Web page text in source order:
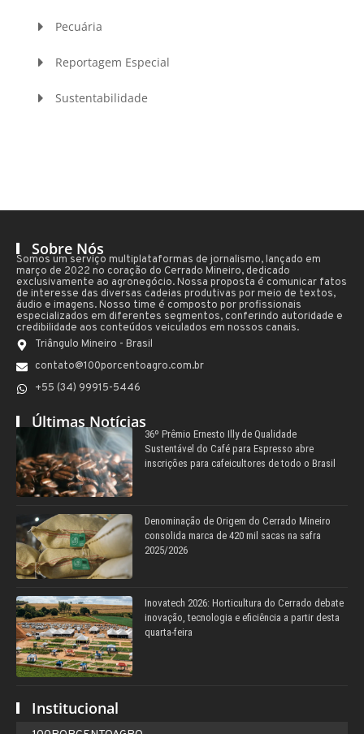
Pecuária
Reportagem Especial
Sustentabilidade
Sobre Nós
Somos um serviço multiplataformas de jornalismo, lançado em
março de 2022 no coração do Cerrado Mineiro, dedicado
exclusivamente ao agronegócio. Nossa proposta é comunicar fatos
de interesse das diversas cadeias produtivas por meio de textos,
áudio e imagens. Nosso time é composto por profissionais
especializados em diferentes segmentos, conferindo autoridade e
credibilidade aos conteúdos veiculados em nossos canais.
Triângulo Mineiro - Brasil
contato@100porcentoagro.com.br
+55 (34) 99915-5446
Últimas Notícias
36º Prêmio Ernesto Illy de Qualidade
Sustentável do Café para Espresso abre
inscrições para cafeicultores de todo o Brasil
Denominação de Origem do Cerrado Mineiro
consolida marca de 420 mil sacas na safra
2025/2026
Inovatech 2026: Horticultura do Cerrado debate
inovação, tecnologia e eficiência a partir desta
quarta-feira
Institucional